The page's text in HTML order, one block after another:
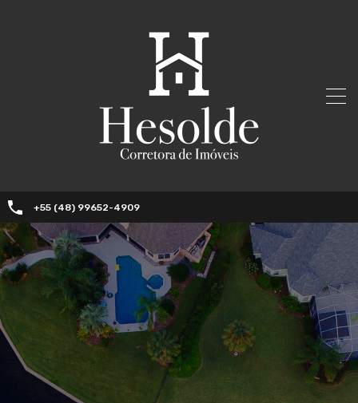
+55 (48) 99652-4909